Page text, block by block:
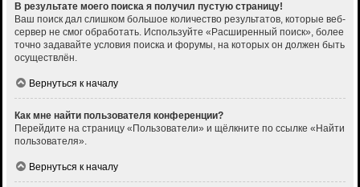
В результате моего поиска я получил пустую страницу!
Ваш поиск дал слишком большое количество результатов, которые веб-
сервер не смог обработать. Используйте «Расширенный поиск», более
точно задавайте условия поиска и форумы, на которых он должен быть
осуществлён.
Вернуться к началу
Как мне найти пользователя конференции?
Перейдите на страницу «Пользователи» и щёлкните по ссылке «Найти
пользователя».
Вернуться к началу